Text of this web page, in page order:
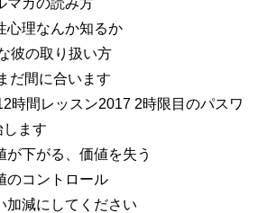
心理なんか知るか
彼の取り扱い方
だ間に合います
時間レッスン2017 2時限目のパスワ
します
が下がる、価値を失う
のコントロール
加減にしてください